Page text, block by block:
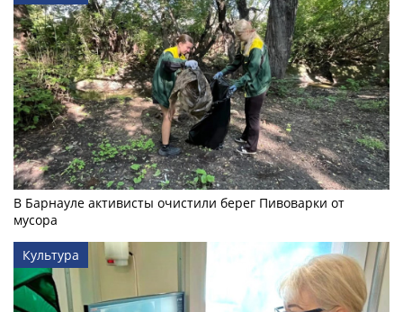
В Барнауле активисты очистили берег Пивоварки от
мусора
Культура